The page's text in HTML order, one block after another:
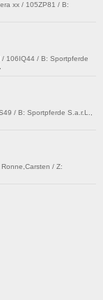
xx / 105ZP81 / B:
106IQ44 / B: Sportpferde
/ B: Sportpferde S.a.r.L.,
/ Z: